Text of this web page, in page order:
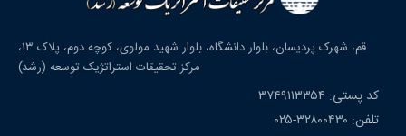
قم، شهرک پردیسان، بلوار دانشگاه، بلوار شهید مولوی، کوچه دوم، پلاک ۱۳،
مرکز تحقیقات استراتژیک توسعه (رشد)
کد پستی: ۳۷۴۹۱۱۳۳۵۴
تلفن: ۳۲۸۰۰۴۳۰-۰۲۵